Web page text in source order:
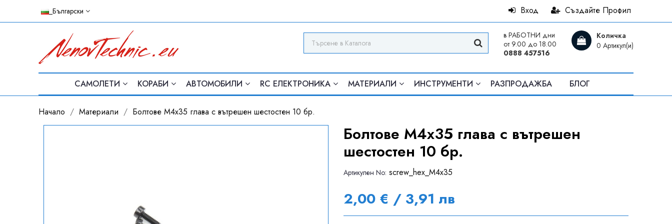
_Български Създайте Профил
Вход
Количка
0 Артикул(и)
в РАБОТНИ дни
от 9.00 до 18.00
0888 457516
САМОЛЕТИ КОРАБИ АВТОМОБИЛИ RC ЕЛЕКТРОНИКА МАТЕРИАЛИ ИНСТРУМЕНТИ РАЗПРОДАЖБА БЛОГ
Начало Материали Болтове M4x35 глава с вътрешен шестостен 10 бр.
Болтове M4x35 глава с вътрешен
шестостен 10 бр.
Артикулен Nо: screw_hex_M4x35
2,00 € / 3,91 лв